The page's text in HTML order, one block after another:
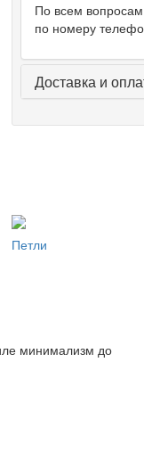
По всем
по номеру
Доставка и
Петли
минимализм до